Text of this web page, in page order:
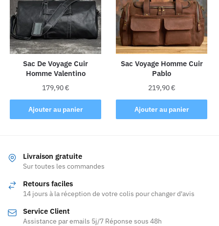
options
peuvent
être
choisies
sur
la
page
du
produit
Sac De Voyage Cuir
Homme Valentino
179,90€
Ajouter au panier
Sac Voyage Homme Cuir
Pablo
219,90€
Ajouter au panier
Livraison gratuite
Sur toutes les commandes
Retours faciles
14 jours à la réception de votre colis pour changer d'avis
Service Client
Assistance par emails 5j/7 Réponse sous 48h